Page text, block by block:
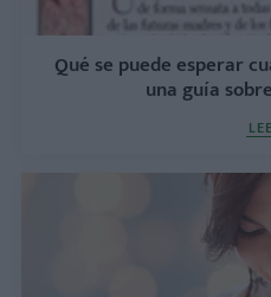
Qué se puede esperar
una guía